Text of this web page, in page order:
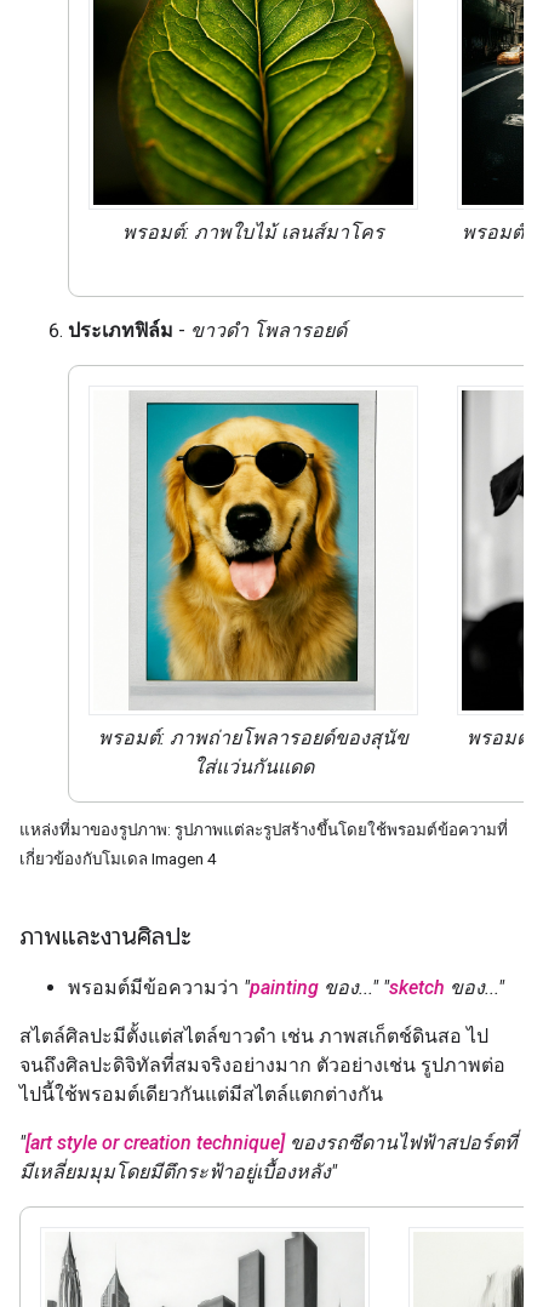
พรอมต์: ภาพใบไม้เลนส์มาโคร พรอมต์:
ประเภทฟิล์ม - ขาวดำ โพลารอยด์
พรอมต์: ภาพถ่ายโพลารอยด์ของสุนัข
ใส่แว่นกันแดด
พรอมต์:
แหล่งที่มาของรูปภาพ: รูปภาพแต่ละรูปสร้างขึ้นโดยใช้พรอมต์ข้อความที่
เกี่ยวข้องกับโมเดล Imagen 4
ภาพและงานศิลปะ
พรอมต์มีข้อความว่า "painting ของ..." "sketch ของ..."
สไตล์ศิลปะมีตั้งแต่สไตล์ขาวดำ เช่น ภาพสเก็ตช์ดินสอ ไป
จนถึงศิลปะดิจิทัลที่สมจริงอย่างมาก ตัวอย่างเช่น รูปภาพต่อ
ไปนี้ใช้พรอมต์เดียวกันแต่มีสไตล์แตกต่างกัน
"[art style or creation technique]ของรถซีดานไฟฟ้าสปอร์ตที่
มีเหลี่ยมมุมโดยมีตึกระฟ้าอยู่เบื้องหลัง"